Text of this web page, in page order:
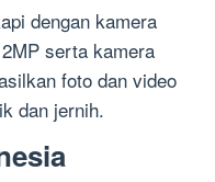
dengan kamera
serta kamera
foto dan video
dan jernih.